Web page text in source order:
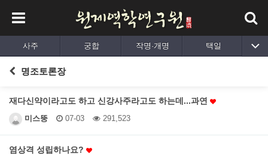
사주 궁합 작명·개명 택일
출산택일
명조토론장
재다신약이라고도 하고 신강사주라고도 하는데...과연
미스뚱 07-03 291,523
염상격 성립하나요?